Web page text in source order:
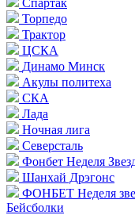
Спартак
Торпедо
Трактор
ЦСКА
Динамо Минск
Акулы политеха
СКА
Лада
Ночная лига
Северсталь
Фонбет Неделя
Шанхай Дрэгонс
ФОНБЕТ Неделя
Бейсболки